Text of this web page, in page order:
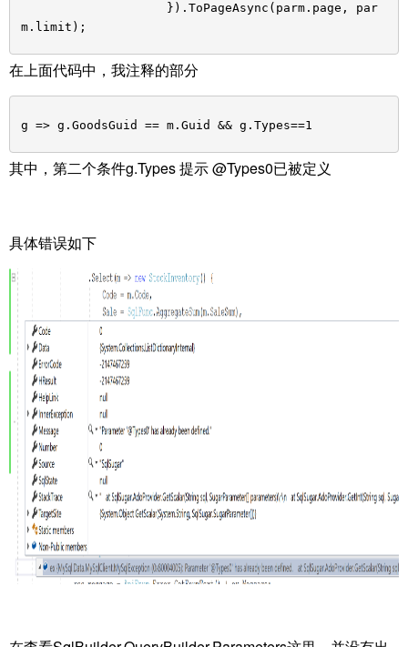
}).ToPageAsync(parm.page, par
m.limit);
在上面代码中，我注释的部分
g => g.GoodsGuid == m.Guid && g.Types==1
其中，第二个条件g.Types 提示 @Types0已被定义
具体错误如下